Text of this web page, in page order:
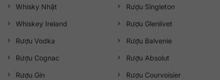
Whisky Nhật
Whiskey Ireland
Rượu Vodka
Rượu Cognac
Rượu Gin
Rượu Singleton
Rượu Glenlivet
Rượu Balvenie
Rượu Absolut
Rượu Courvoisier